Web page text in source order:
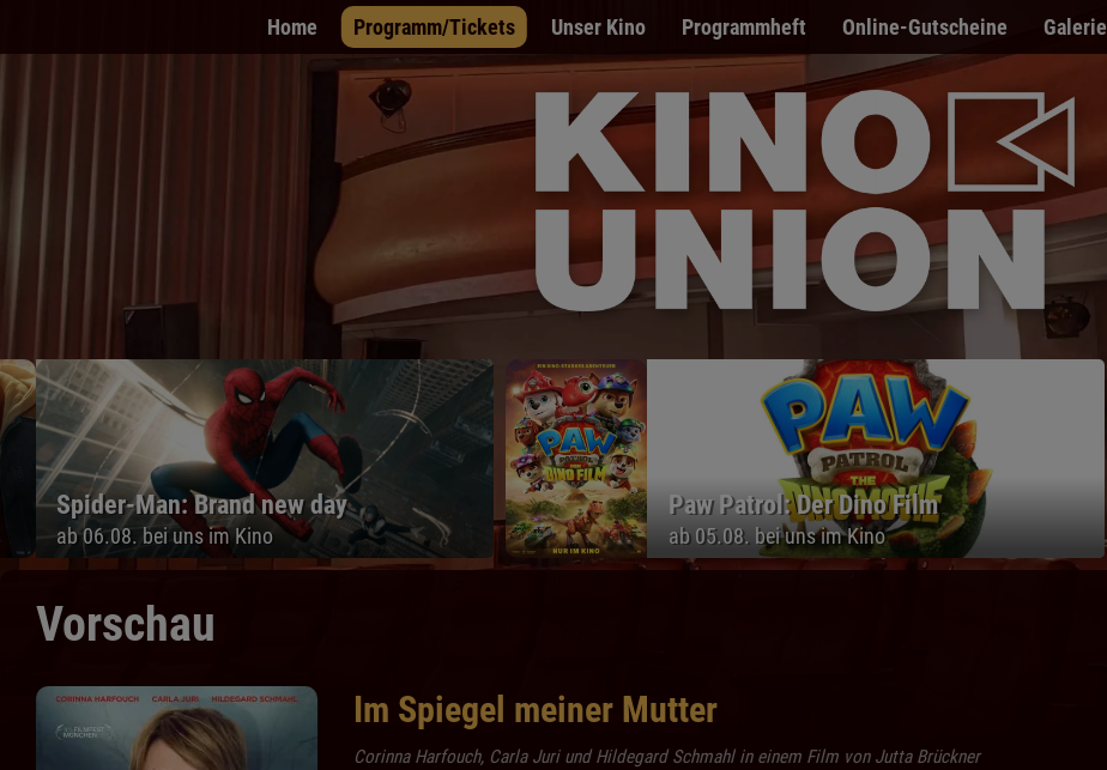
Home Programm/Tickets Unser Kino Programmheft Online-Gutscheine Galerie
Paw Patrol: Der Dino Film
ab 05.08. bei uns im Kino
Der Spaziergang nach Syrakus
PREVIEW am 09.08. im Freiluftkino
Vorschau
Im Spiegel meiner Mutter
Corinna Harfouch, Carla Juri und Hildegard Schmahl in einem Film von Jutta Brückner